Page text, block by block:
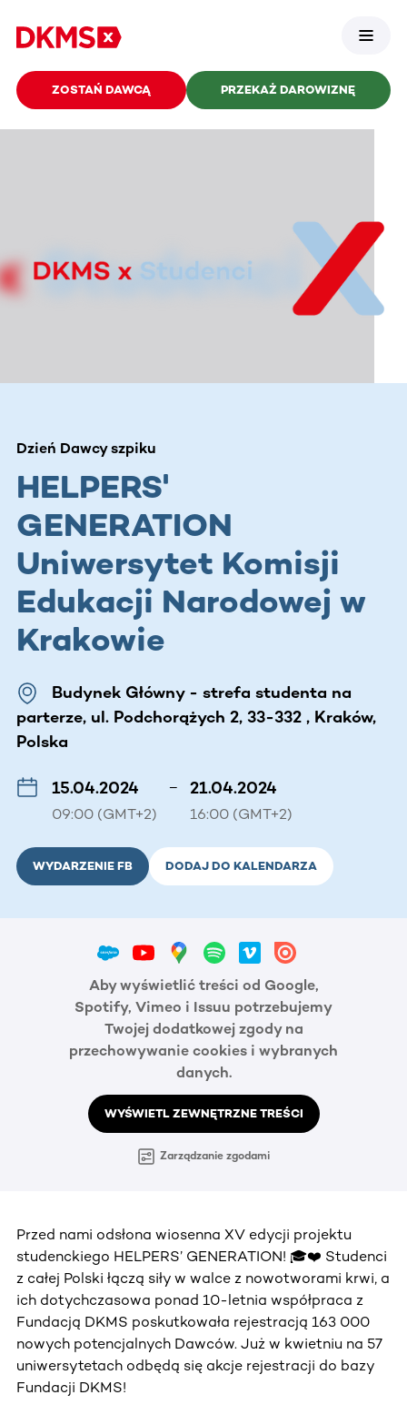
ZOSTAŃ DAWCĄ PRZEKAŻ DAROWIZNĘ
Dzień Dawcy szpiku
HELPERS'
GENERATION
Uniwersytet Komisji
Edukacji Narodowej w
Krakowie
Budynek Główny - strefa studenta na
parterze, ul. Podchorążych 2, 33-332 , Kraków,
Polska
15.04.2024
09:00 (GMT+2)
– 21.04.2024
16:00 (GMT+2)
WYDARZENIE FB DODAJ DO KALENDARZA
Aby wyświetlić treści od Google,
Spotify, Vimeo i Issuu potrzebujemy
Twojej dodatkowej zgody na
przechowywanie cookies i wybranych
danych.
WYŚWIETL ZEWNĘTRZNE TREŚCI
Zarządzanie zgodami
Przed nami odsłona wiosenna XV edycji projektu
studenckiego HELPERS’ GENERATION! 🎓❤️ Studenci
z całej Polski łączą siły w walce z nowotworami krwi, a
ich dotychczasowa ponad 10-letnia współpraca z
Fundacją DKMS poskutkowała rejestracją 163 000
nowych potencjalnych Dawców. Już w kwietniu na 57
uniwersytetach odbędą się akcje rejestracji do bazy
Fundacji DKMS!